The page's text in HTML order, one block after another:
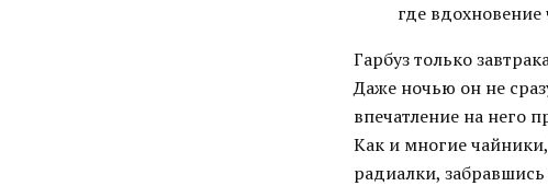
где
Гарбуз только
Даже ночью он не
впечатление на него
Как и многие
радиалки,